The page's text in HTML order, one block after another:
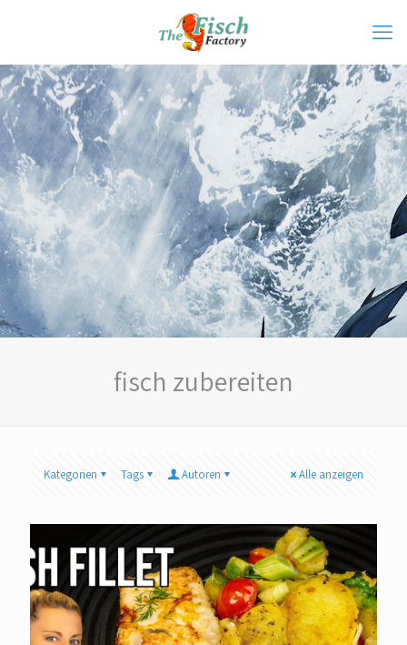
fisch zubereiten
Kategorien Tags Autoren Alle anzeigen